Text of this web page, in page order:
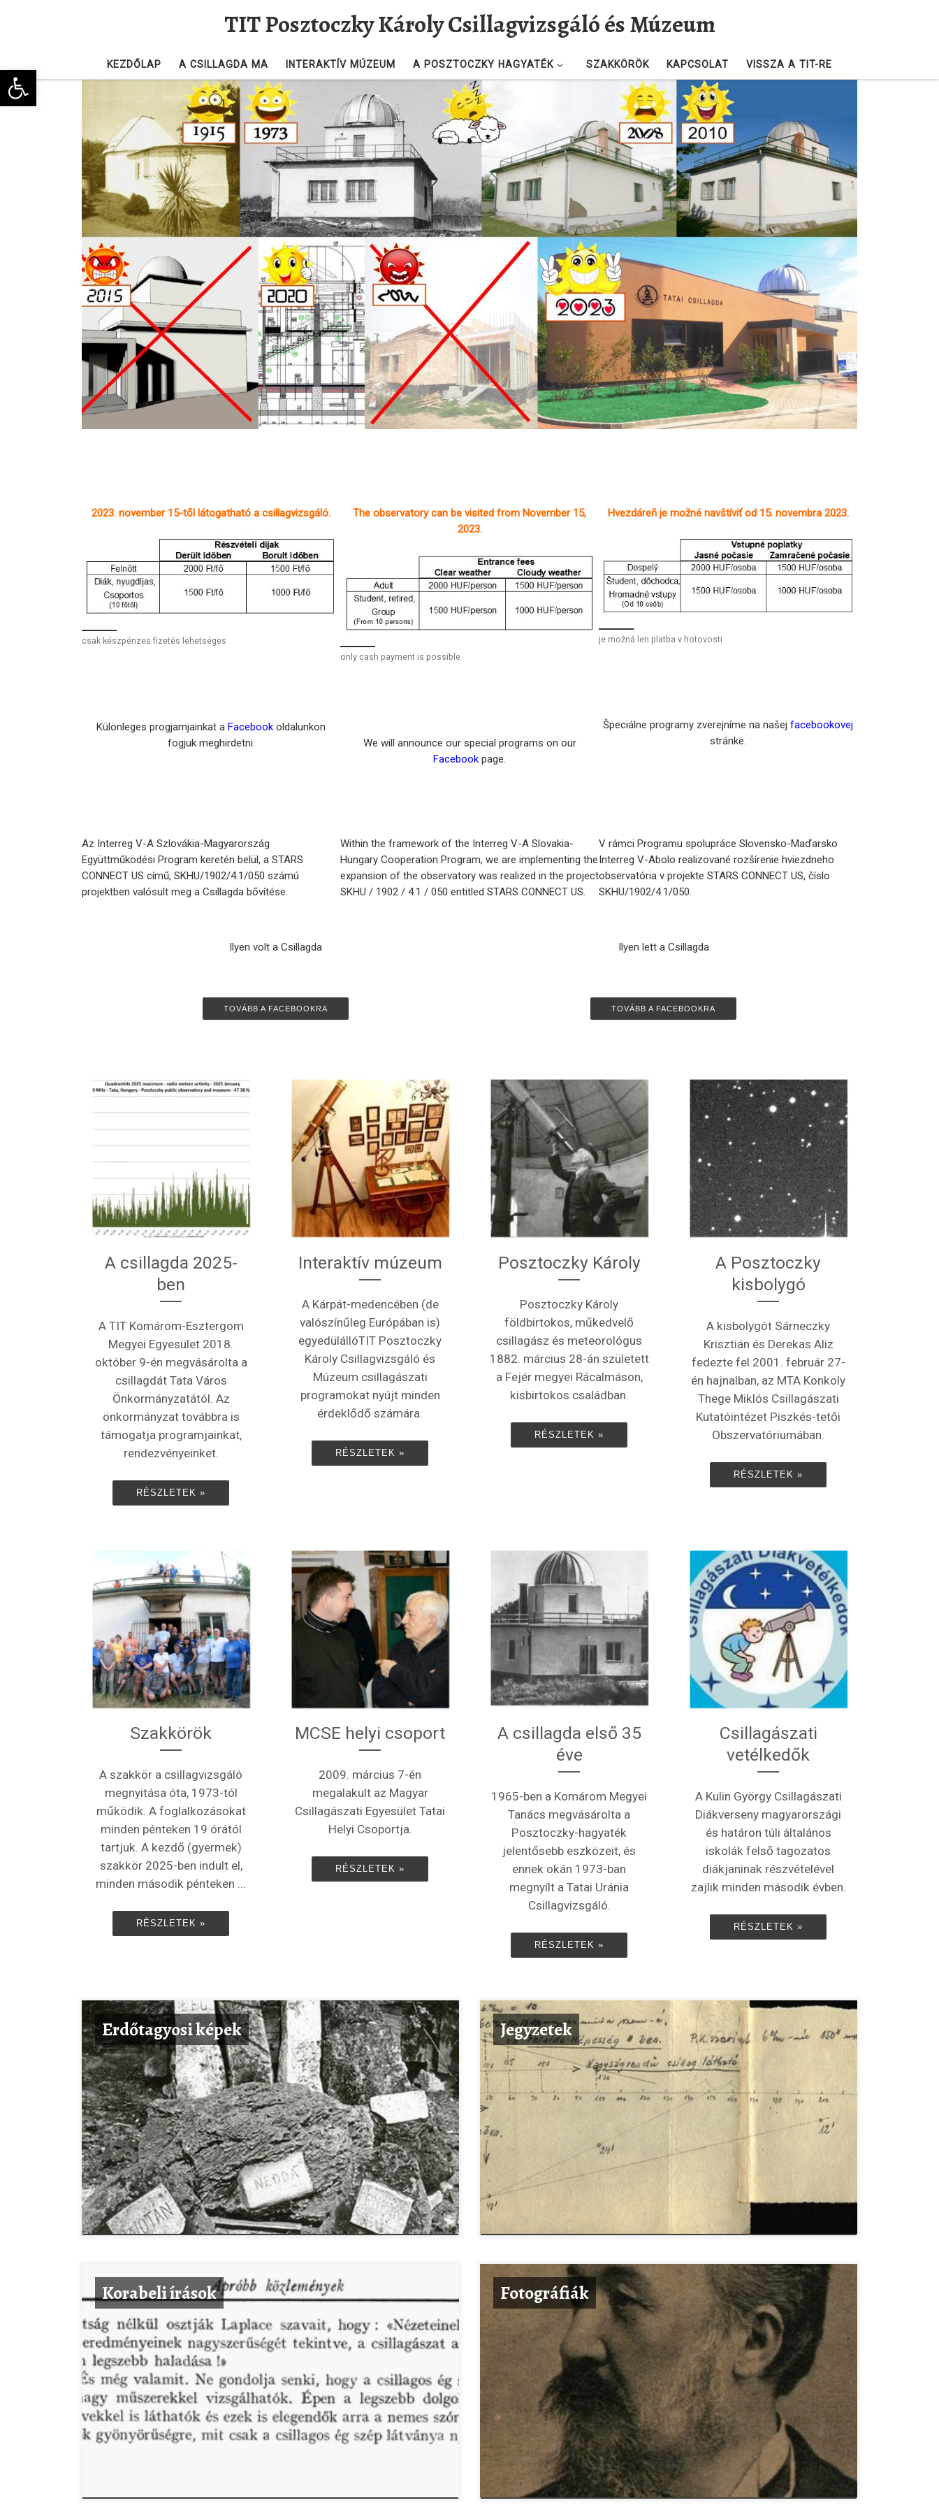
Eszköztár megnyitása
TIT Posztoczky Károly Csillagvizsgáló és Múzeum
KEZDŐLAP A CSILLAGDA MA INTERAKTÍV MÚZEUM A POSZTOCZKY HAGYATÉK SZAKKÖRÖK KAPCSOLAT VISSZA A TIT-RE
2023. november 15-től látogatható a csillagvizsgáló.
csak készpénzes fizetés lehetséges
Különleges progjamjainkat a Facebook oldalunkon
fogjuk meghirdetni.
The observatory can be visited from November 15,
2023.
only cash payment is possible
We will announce our special programs on our
Facebook page.
Hvezdáreň je možné navštíviť od 15. novembra 2023.
je možná len platba v hotovosti
Špeciálne programy zverejníme na našej facebookovej
stránke.
Az Interreg V-A Szlovákia-Magyarország
Együttműködési Program keretén belül, a STARS
CONNECT US című, SKHU/1902/4.1/050 számú
projektben valósult meg a Csillagda bővítése.
Within the framework of the Interreg V-A Slovakia-
Hungary Cooperation Program, we are implementing the
expansion of the observatory was realized in the project
SKHU / 1902 / 4.1 / 050 entitled STARS CONNECT US.
V rámci Programu spolupráce Slovensko-Maďarsko
Interreg V-Abolo realizované rozšírenie hviezdneho
observatória v projekte STARS CONNECT US, číslo
SKHU/1902/4.1/050.
Ilyen volt a Csillagda
TOVÁBB A FACEBOOKRA
Ilyen lett a Csillagda
TOVÁBB A FACEBOOKRA
A csillagda 2025-
ben
A TIT Komárom-Esztergom
Megyei Egyesület 2018.
október 9-én megvásárolta a
csillagdát Tata Város
Önkormányzatától. Az
önkormányzat továbbra is
támogatja programjainkat,
rendezvényeinket.
RÉSZLETEK »
Interaktív múzeum
A Kárpát-medencében (de
valószínűleg Európában is)
egyedülállóTIT Posztoczky
Károly Csillagvizsgáló és
Múzeum csillagászati
programokat nyújt minden
érdeklődő számára.
RÉSZLETEK »
Posztoczky Károly
Posztoczky Károly
földbirtokos, műkedvelő
csillagász és meteorológus
1882. március 28-án született
a Fejér megyei Rácalmáson,
kisbirtokos családban.
RÉSZLETEK »
A Posztoczky
kisbolygó
A kisbolygót Sárneczky
Krisztián és Derekas Aliz
fedezte fel 2001. február 27-
én hajnalban, az MTA Konkoly
Thege Miklós Csillagászati
Kutatóintézet Piszkés-tetői
Obszervatóriumában.
RÉSZLETEK »
Szakkörök
A szakkör a csillagvizsgáló
megnyitása óta, 1973-tól
működik. A foglalkozásokat
minden pénteken 19 órától
tartjuk. A kezdő (gyermek)
szakkör 2025-ben indult el,
minden második pénteken ...
RÉSZLETEK »
MCSE helyi csoport
2009. március 7-én
megalakult az Magyar
Csillagászati Egyesület Tatai
Helyi Csoportja.
RÉSZLETEK »
A csillagda első 35
éve
1965-ben a Komárom Megyei
Tanács megvásárolta a
Posztoczky-hagyaték
jelentősebb eszközeit, és
ennek okán 1973-ban
megnyílt a Tatai Uránia
Csillagvizsgáló.
RÉSZLETEK »
Csillagászati
vetélkedők
A Kulin György Csillagászati
Diákverseny magyarországi
és határon túli általános
iskolák felső tagozatos
diákjaninak részvételével
zajlik minden második évben.
RÉSZLETEK »
Erdőtagyosi képek Jegyzetek
Korabeli írások Fotográfiák